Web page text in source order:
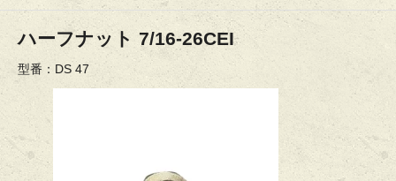
ハーフナット 7/16-26CEI
型番：DS 47